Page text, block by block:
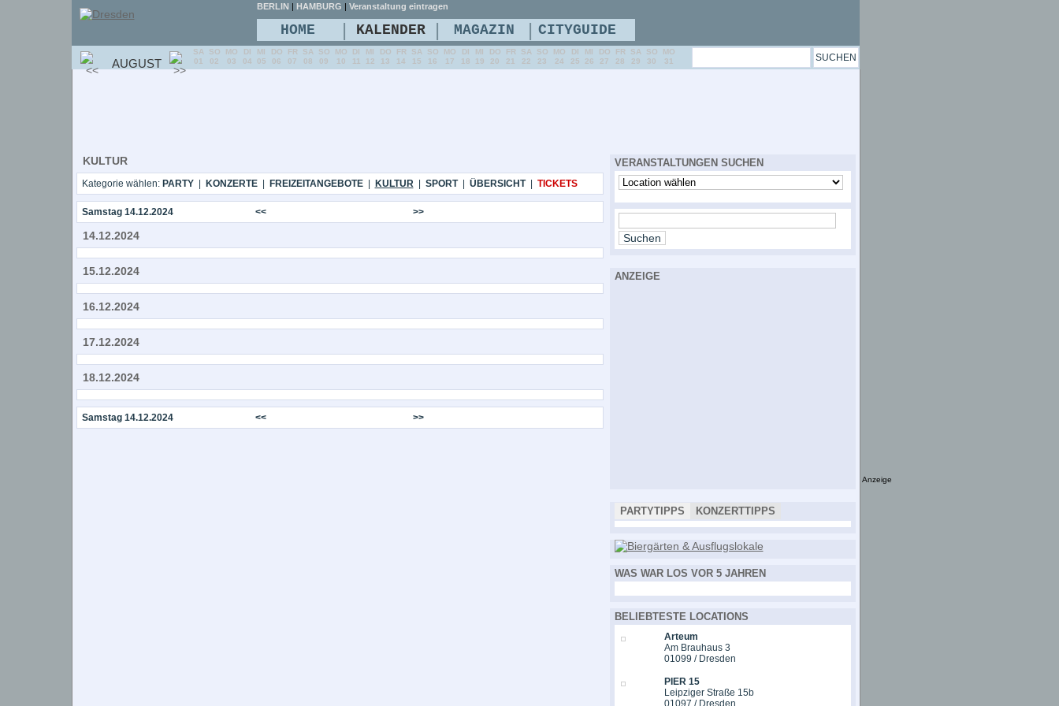
KULTUR
Kategorie wählen: PARTY| KONZERTE| FREIZEITANGEBOTE| KULTUR| SPORT| ÜBERSICHT| TICKETS
Samstag 14.12.2024 << >>
14.12.2024
15.12.2024
16.12.2024
17.12.2024
18.12.2024
Samstag 14.12.2024 << >>
VERANSTALTUNGEN SUCHEN
ANZEIGE
PARTYTIPPS KONZERTTIPPS
WAS WAR LOS VOR 5 JAHREN
BELIEBTESTE LOCATIONS
Arteum
Am Brauhaus 3
01099 / Dresden
PIER 15
Leipziger Straße 15b
01097 / Dresden
BERLIN | HAMBURG | Veranstaltung eintragen
HOME | KALENDER | MAGAZIN | CITYGUIDE
AUGUST
SA
01
SO
02
MO
03
DI
04
MI
05
DO
06
FR
07
SA
08
SO
09
MO
10
DI
11
MI
12
DO
13
FR
14
SA
15
SO
16
MO
17
DI
18
MI
19
DO
20
FR
21
SA
22
SO
23
MO
24
DI
25
MI
26
DO
27
FR
28
SA
29
SO
30
MO
31
Anzeige